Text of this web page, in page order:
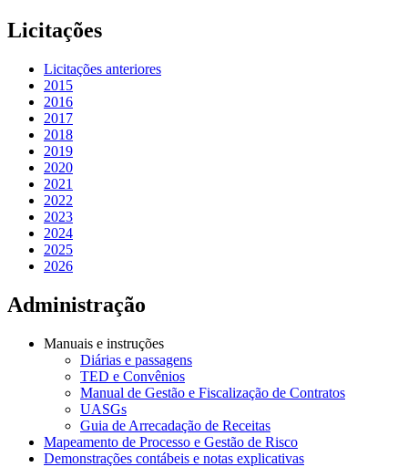
Licitações
Licitações anteriores
2015
2016
2017
2018
2019
2020
2021
2022
2023
2024
2025
2026
Administração
Manuais e instruções
Diárias e passagens
TED e Convênios
Manual de Gestão e Fiscalização de Contratos
UASGs
Guia de Arrecadação de Receitas
Mapeamento de Processo e Gestão de Risco
Demonstrações contábeis e notas explicativas